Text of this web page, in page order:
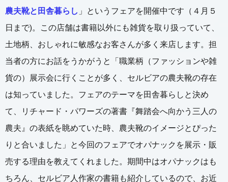
農夫靴と田舎暮らし 」というフェアを開催中です（４月５
日まで)。この店舗は書籍以外にも雑貨を取り扱っていて、
土地柄、おしゃれに敏感なお客さんが多く来店します。担
当者の方にお話をうかがうと「職業柄（ファッションや雑
貨の）展示会に行くことが多く、セルビアの農夫靴の存在
は知っていました。フェアのテーマを田舎暮らしと決め
て、リチャード・パワーズの著書『舞踏会へ向かう三人の
農夫』の表紙を眺めていた時、農夫靴のイメージとぴった
りと合いました」と今回のフェアでオパナックを展示・販
売する理由を教えてくれました。期間中はオパナックはも
ちろん、セルビア人作家の書籍も紹介しているので、お近